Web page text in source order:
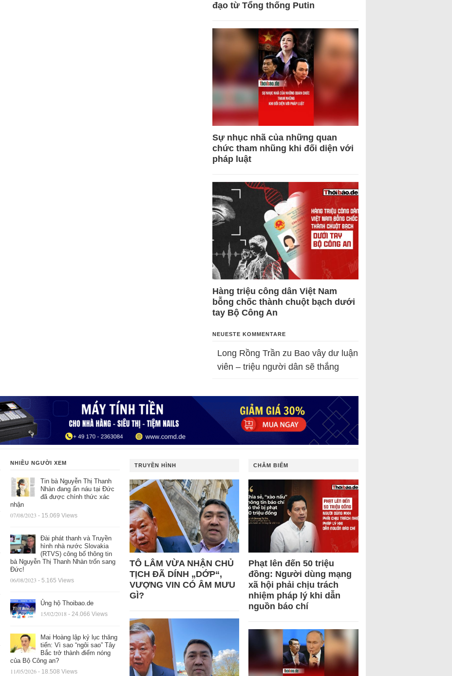
đạo từ Tổng thống Putin
Sự nhục nhã của những quan
chức tham nhũng khi đối diện với
pháp luật
Hàng triệu công dân Việt Nam
bỗng chốc thành chuột bạch dưới
tay Bộ Công An
NEUESTE KOMMENTARE
Long Rồng Trần zu Bao vây dư luận
viên – triệu người dân sẽ thắng
NHIỀU NGƯỜI XEM
Tin bà Nguyễn Thị Thanh
Nhàn đang ẩn náu tại Đức
đã được chính thức xác
nhận
07/08/2023 - 15.069 Views
Đài phát thanh và Truyền
hình nhà nước Slovakia
(RTVS) công bố thông tin
bà Nguyễn Thị Thanh Nhàn trốn sang
Đức!
06/08/2023 - 5.165 Views
Ủng hộ Thoibao.de
15/02/2018 - 24.066 Views
Mai Hoàng lập kỷ lục thăng
tiến: Vì sao “ngôi sao” Tây
Bắc trở thành điểm nóng
của Bộ Công an?
11/05/2026 - 18.508 Views
TRUYỀN HÌNH
TÔ LÂM VỪA NHẬN CHỦ
TỊCH ĐÃ DÍNH „DỚP“,
VƯỢNG VIN CÓ ÂM MƯU
GÌ?
CHÂM BIẾM
Phạt lên đến 50 triệu
đồng: Người dùng mạng
xã hội phải chịu trách
nhiệm pháp lý khi dẫn
nguồn báo chí